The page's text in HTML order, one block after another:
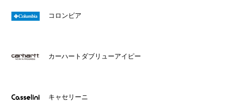
コロンビア
カーハートダブリューアイピー
キャセリーニ